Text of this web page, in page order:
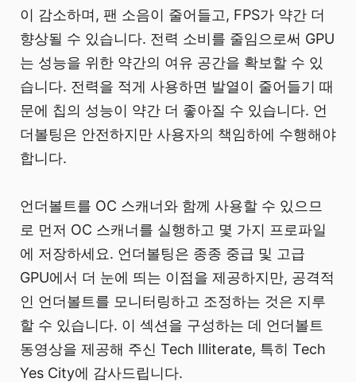
이 감소하며, 팬 소음이 줄어들고, FPS가 약간 더
향상될 수 있습니다. 전력 소비를 줄임으로써 GPU
는 성능을 위한 약간의 여유 공간을 확보할 수 있
습니다. 전력을 적게 사용하면 발열이 줄어들기 때
문에 칩의 성능이 약간 더 좋아질 수 있습니다. 언
더볼팅은 안전하지만 사용자의 책임하에 수행해야
합니다.
언더볼트를 OC 스캐너와 함께 사용할 수 있으므
로 먼저 OC 스캐너를 실행하고 몇 가지 프로파일
에 저장하세요. 언더볼팅은 종종 중급 및 고급
GPU에서 더 눈에 띄는 이점을 제공하지만, 공격적
인 언더볼트를 모니터링하고 조정하는 것은 지루
할 수 있습니다. 이 섹션을 구성하는 데 언더볼트
동영상을 제공해 주신 Tech Illiterate, 특히 Tech
Yes City에 감사드립니다.